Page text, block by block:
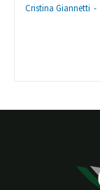
Cristina Giannetti -